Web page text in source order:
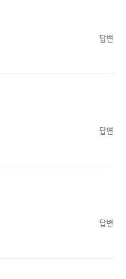
답변
답변
답변